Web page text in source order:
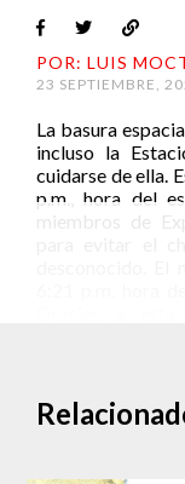
POR: LUIS
23 SEPTIEMBRE,
La basura
incluso la
cuidarse de ella.
p.m., hora del
miembros de
para evitar el
desconocido.
De acuerdo a la